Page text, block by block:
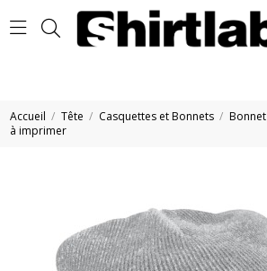
Accueil Tête Casquettes et Bonnets Bonnet
à imprimer